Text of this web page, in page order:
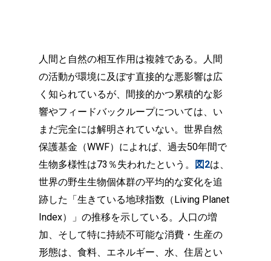
人間と自然の相互作用は複雑である。人間
の活動が環境に及ぼす直接的な悪影響は広
く知られているが、間接的かつ累積的な影
響やフィードバックループについては、い
まだ完全には解明されていない。世界自然
保護基金（WWF）によれば、過去50年間で
生物多様性は73％失われたという。
図2は、
世界の野生生物個体群の平均的な変化を追
跡した「生きている地球指数（Living Planet
Index）」の推移を示している。人口の増
加、そして特に持続不可能な消費・生産の
形態は、食料、エネルギー、水、住居とい